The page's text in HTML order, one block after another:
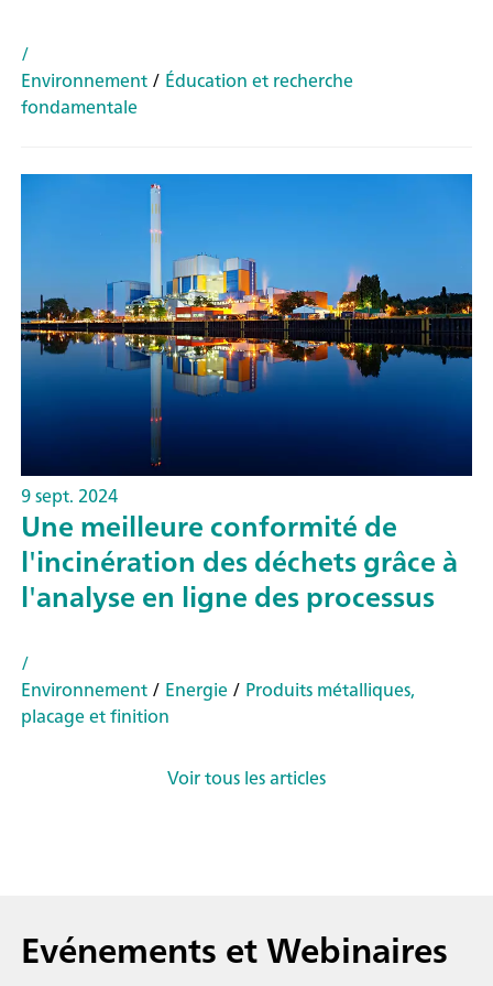
/
Environnement/ Éducation et recherche
fondamentale
9 sept. 2024
Une meilleure conformité de
l'incinération des déchets grâce à
l'analyse en ligne des processus
/
Environnement/ Energie/ Produits métalliques,
placage et finition
Voir tous les articles
Evénements et Webinaires